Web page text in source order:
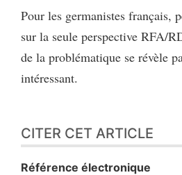
Pour les germanistes français,
sur la seule perspective RFA/
de la problématique se révèle
intéressant.
CITER CET ARTICLE
Référence électronique